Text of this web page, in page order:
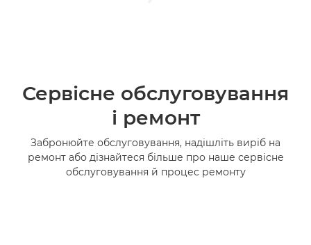
Сервісне обслуговування
і ремонт
Забронюйте обслуговування, надішліть виріб на
ремонт або дізнайтеся більше про наше сервісне
обслуговування й процес ремонту